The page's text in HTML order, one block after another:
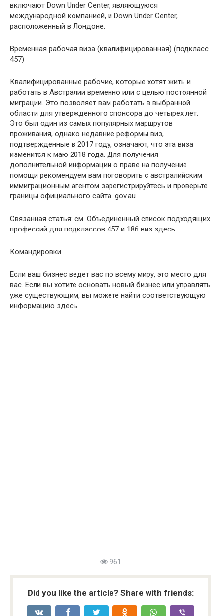
включают Down Under Center, являющуюся
международной компанией, и Down Under Center,
расположенный в Лондоне.
Временная рабочая виза (квалифицированная) (подкласс
457)
Квалифицированные рабочие, которые хотят жить и
работать в Австралии временно или с целью постоянной
миграции. Это позволяет вам работать в выбранной
области для утвержденного спонсора до четырех лет.
Это был один из самых популярных маршрутов
проживания, однако недавние реформы виз,
подтвержденные в 2017 году, означают, что эта виза
изменится к маю 2018 года. Для получения
дополнительной информации о праве на получение
помощи рекомендуем вам поговорить с австралийским
иммиграционным агентом зарегистрируйтесь и проверьте
границы официального сайта .gov.au
Связанная статья: см. Объединенный список подходящих
профессий для подклассов 457 и 186 виз здесь
Командировки
Если ваш бизнес ведет вас по всему миру, это место для
вас. Если вы хотите основать новый бизнес или управлять
уже существующим, вы можете найти соответствующую
информацию здесь.
961
Did you like the article? Share with friends: